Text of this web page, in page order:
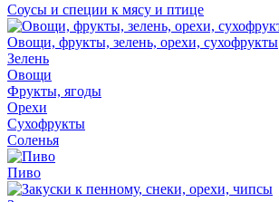
Соусы и специи к мясу и птице
Овощи, фрукты, зелень, орехи, сухофрукты
Зелень
Овощи
Фрукты, ягоды
Орехи
Сухофрукты
Соленья
Пиво